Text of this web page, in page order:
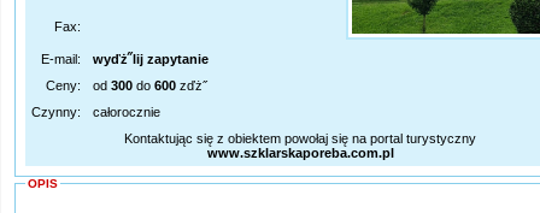
Fax:
E-mail:
wyďż˝lij zapytanie
Ceny:
od 300 do 600 zďż˝
Czynny:
całorocznie
Kontaktując się z obiektem powołaj się na portal turystyczny
www.szklarskaporeba.com.pl
OPIS